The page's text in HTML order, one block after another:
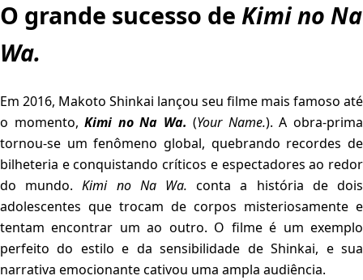
O grande sucesso de Kimi no Na
Wa.
Em 2016, Makoto Shinkai lançou seu filme mais famoso até
o momento,Kimi no Na Wa. (Your Name.). A obra-prima
tornou-se um fenômeno global, quebrando recordes de
bilheteria e conquistando críticos e espectadores ao redor
do mundo.Kimi no Na Wa. conta a história de dois
adolescentes que trocam de corpos misteriosamente e
tentam encontrar um ao outro. O filme é um exemplo
perfeito do estilo e da sensibilidade de Shinkai, e sua
narrativa emocionante cativou uma ampla audiência.